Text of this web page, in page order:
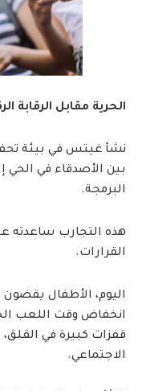
الحرية مقابل الرقابة
نشأ غيتس في بيئة تحفز
بين الأصدقاء في الحي
البرمجة.
هذه التجارب ساعدته
القرارات.
اليوم، الأطفال
انخفاض وقت اللعب
قفزات كبيرة في القلق،
الاجتماعي.